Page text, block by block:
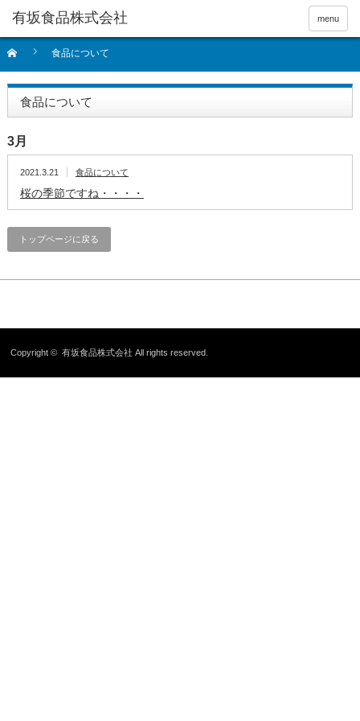
menu
食品について
食品について
3月
2021.3.21 食品について
桜の季節ですね・・・・
トップページに戻る
Copyright ©有坂食品株式会社 All rights reserved.